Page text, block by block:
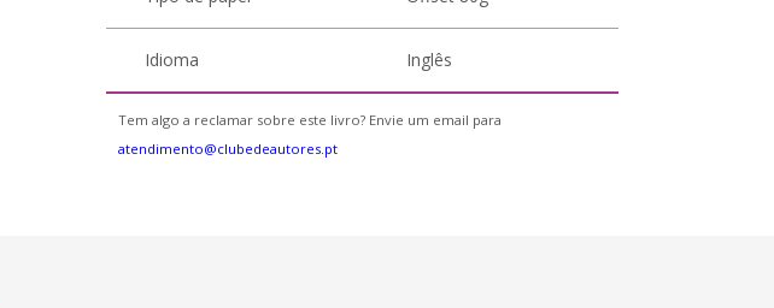
Idioma Inglês
Tem algo a reclamar sobre este livro? Envie um email para
atendimento@clubedeautores.pt